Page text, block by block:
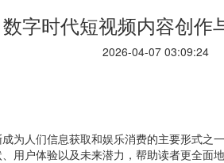
字时代短视频内容创作
2026-04-07 03:09:24
为人们信息获取和娱乐消费的主要形式之
户体验以及未来潜力，帮助读者更全面